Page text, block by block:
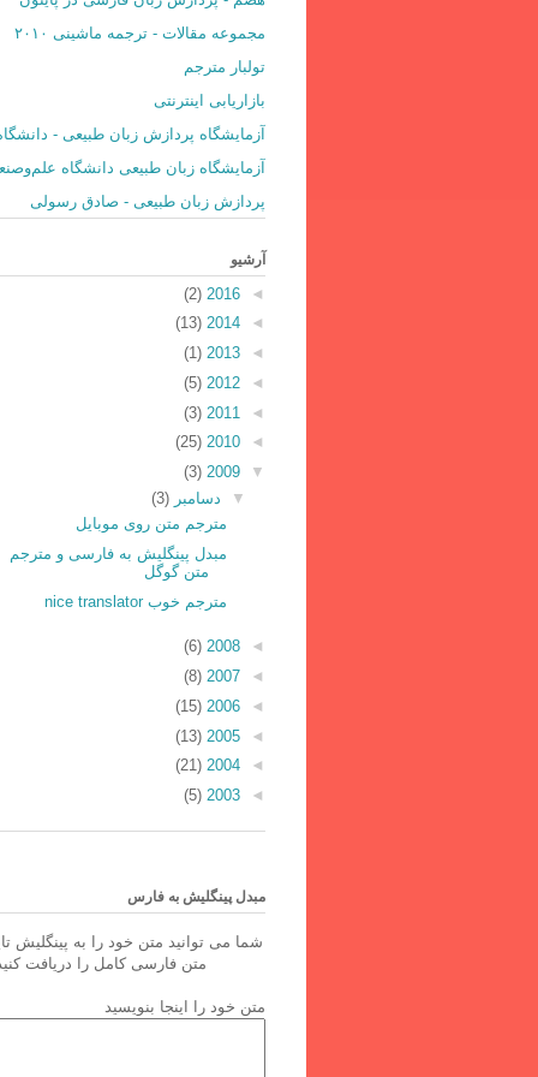
مجموعه مقالات - ترجمه ماشینی ۲۰۱۰
تولبار مترجم
بازاریابی اینترنتی
آزمایشگاه پردازش زبان طبیعی -
آزمایشگاه زبان طبیعی دانشگاه
پردازش زبان طبیعی - صادق رسولی
آرشیو
◄
2016
(2)
◄
2014
(13)
◄
2013
(1)
◄
2012
(5)
◄
2011
(3)
◄
2010
(25)
▼
2009
(3)
▼ دسامبر (3)
مترجم متن روی موبایل
مبدل پینگلیش به فارسی و مترجم
متن گوگل
مترجم خوب nice translator
◄
2008
(6)
◄
2007
(8)
◄
2006
(15)
◄
2005
(13)
◄
2004
(21)
◄
2003
(5)
مبدل پینگلیش به فارس
شما می توانید متن خود را به پینگلیش
متن فارسی کامل را دریافت
متن خود را اینجا بنویسید